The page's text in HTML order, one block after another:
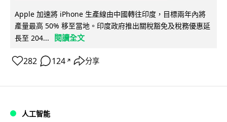
Apple 加速將 iPhone 生產線由中國轉往印度，目標兩年內將
產量最高 50% 移至當地。印度政府推出關稅豁免及稅務優惠延
長至 204...
閱讀全文
282 124 ↗ 分享
人工智能